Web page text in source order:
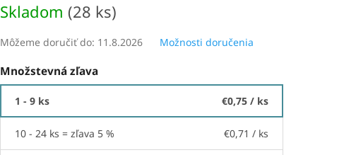
Skladom (28 ks)
Môžeme doručiť do: 11.8.2026 Možnosti doručenia
Množstevná zľava
1 - 9 ks €0,75 / ks
10 - 24 ks = zľava 5 % €0,71 / ks